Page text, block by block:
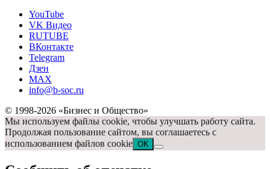
YouTube
VK Видео
RUTUBE
ВКонтакте
Telegram
Дзен
MAX
info@b-soc.ru
© 1998-2026 «Бизнес и Общество»
Мы используем файлы cookie, чтобы улучшать работу сайта.
Продолжая пользование сайтом, вы соглашаетесь с
использованием файлов cookie OK